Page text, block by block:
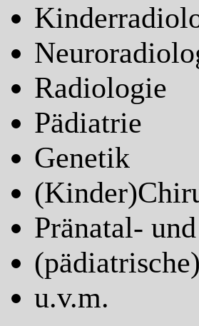
Radiologie
Pädiatrie
Genetik
Pränatal-
u.v.m.